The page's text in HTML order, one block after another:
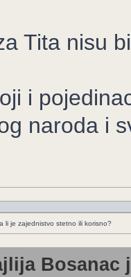
Tita nisu
i
naroda i
li je zajednistvo stetno ili korisno?
Bosanac